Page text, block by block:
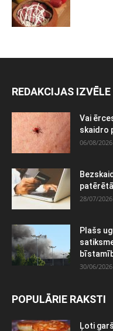
REDAKCIJAS IZVĒLE
Vai
skaidro
06/08/2026
28/07/2026
Plašs
30/06/2026
POPULĀRIE RAKSTI
Ļoti